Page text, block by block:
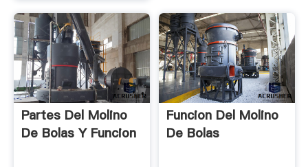
Partes Del Molino
De Bolas Y Funcion
Funcion Del Molino
De Bolas